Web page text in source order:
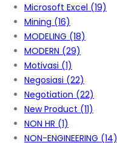
Microsoft Excel (19)
Mining (16)
MODELING (18)
MODERN (29)
Motivasi (1)
Negosiasi (22)
Negotiation (22)
New Product (11)
NON HR (1)
NON-ENGINEERING (14)